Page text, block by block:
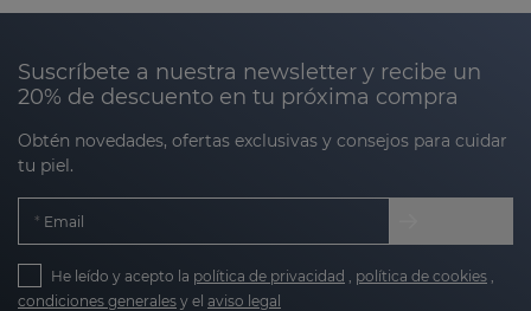
puede que también te interese visitar nuestros
productos para las arrugas de la carao nuestros
Suscríbete a nuestra newsletter y recibe un
20% de descuento en tu próxima compra
Obtén novedades, ofertas exclusivas y consejos para cuidar
tu piel.
Email
He leído y acepto la política de privacidad política de cookies
condiciones generales y el aviso legal